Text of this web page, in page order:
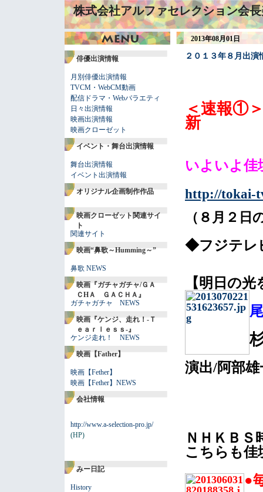
株式会社アルファセレクション会
俳優出演情報
月別俳優出演情報
TVCM・WebCM動画
配信ドラマ・Webバラエティ
日々出演情報
映画出演情報
映画クローゼット
イベント・舞台出演情報
舞台出演情報
イベント出演情報
オリジナル企画制作作品
映画クローゼット関連サイ
ト
関連サイト
映画“鼻歌～Humming～”
鼻歌 NEWS
映画『ガチャガチャ/ＧＡ
ＣHＡ ＧＡＣＨＡ』
ガチャガチャ NEWS
映画『ケンジ、走れ！-Ｔ
ｅａｒｌｅｓｓ-』
ケンジ走れ！ NEWS
映画【Father】
映画【Fether】
映画【Fether】NEWS
会社情報
http://www.a-selection-pro.jp/
(HP)
みー日記
History
2013年08月01日
２０１３年８月出
＜速報①
新
いよいよ佳
http://tokai-
（８月２日
◆フジテレ
【明日の
演出/阿部
ＮＨＫＢＳ
こちらも佳
●